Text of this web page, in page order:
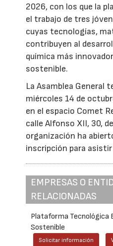
2026, con los que la
el trabajo de tres
cuyas tecnologías,
contribuyen al
química más
sostenible.
La Asamblea General
miércoles 14 de
en el espacio Comet
calle Alfonso XII, 30,
organización ha
inscripción para
EMPRESAS O
RELACIONADAS
Plataforma Tecnológica
Sostenible
Solicitar información